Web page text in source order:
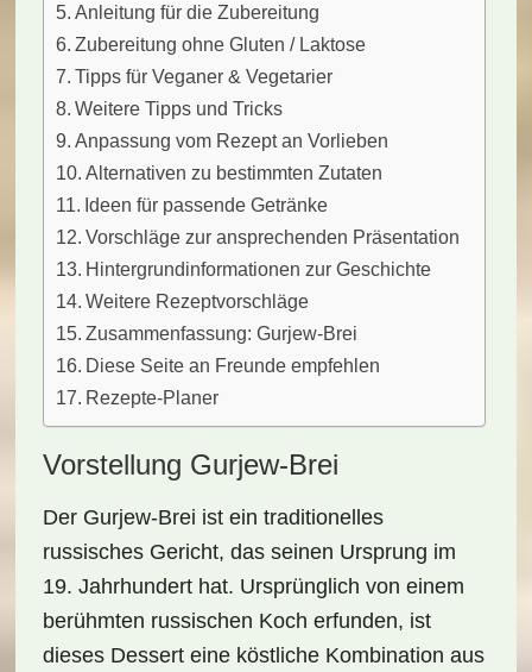
Anleitung für die Zubereitung
Zubereitung ohne Gluten / Laktose
Tipps für Veganer & Vegetarier
Weitere Tipps und Tricks
Anpassung vom Rezept an Vorlieben
Alternativen zu bestimmten Zutaten
Ideen für passende Getränke
Vorschläge zur ansprechenden Präsentation
Hintergrundinformationen zur Geschichte
Weitere Rezeptvorschläge
Zusammenfassung: Gurjew-Brei
Diese Seite an Freunde empfehlen
Rezepte-Planer
Vorstellung Gurjew-Brei
Der Gurjew-Brei ist ein traditionelles
russisches Gericht, das seinen Ursprung im
19. Jahrhundert hat. Ursprünglich von einem
berühmten russischen Koch erfunden, ist
dieses Dessert eine köstliche Kombination aus